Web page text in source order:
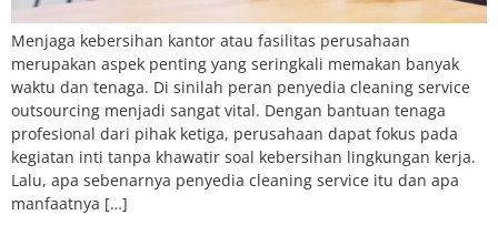
Menjaga kebersihan kantor atau fasilitas perusahaan
merupakan aspek penting yang seringkali memakan banyak
waktu dan tenaga. Di sinilah peran penyedia cleaning service
outsourcing menjadi sangat vital. Dengan bantuan tenaga
profesional dari pihak ketiga, perusahaan dapat fokus pada
kegiatan inti tanpa khawatir soal kebersihan lingkungan kerja.
Lalu, apa sebenarnya penyedia cleaning service itu dan apa
manfaatnya […]